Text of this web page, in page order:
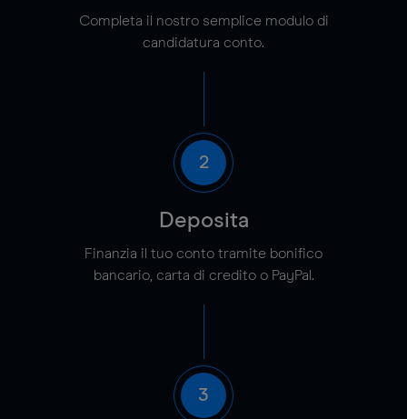
Completa il nostro semplice modulo di
candidatura conto.
2
Deposita
Finanzia il tuo conto tramite bonifico
bancario, carta di credito o PayPal.
3